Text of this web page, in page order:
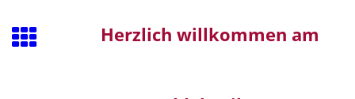
Herzlich willkommen am